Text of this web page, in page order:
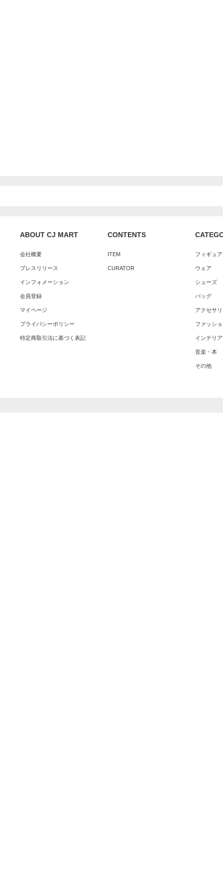
ABOUT CJ MART
会社概要
プレスリリース
インフォメーション
会員登録
マイページ
プライバシーポリシー
特定商取引法に基づく表記
CONTENTS
ITEM
CURATOR
フィギュ
ウェア
シューズ
バッグ
アクセサ
ファッシ
インテリア
音楽・本
その他